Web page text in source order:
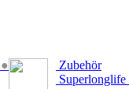
●
Zubehör
Superlonglife